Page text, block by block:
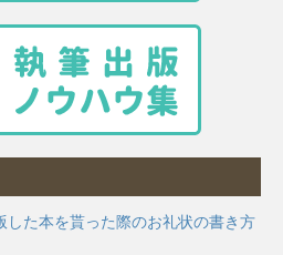
した本を貰った際のお礼状の書き方